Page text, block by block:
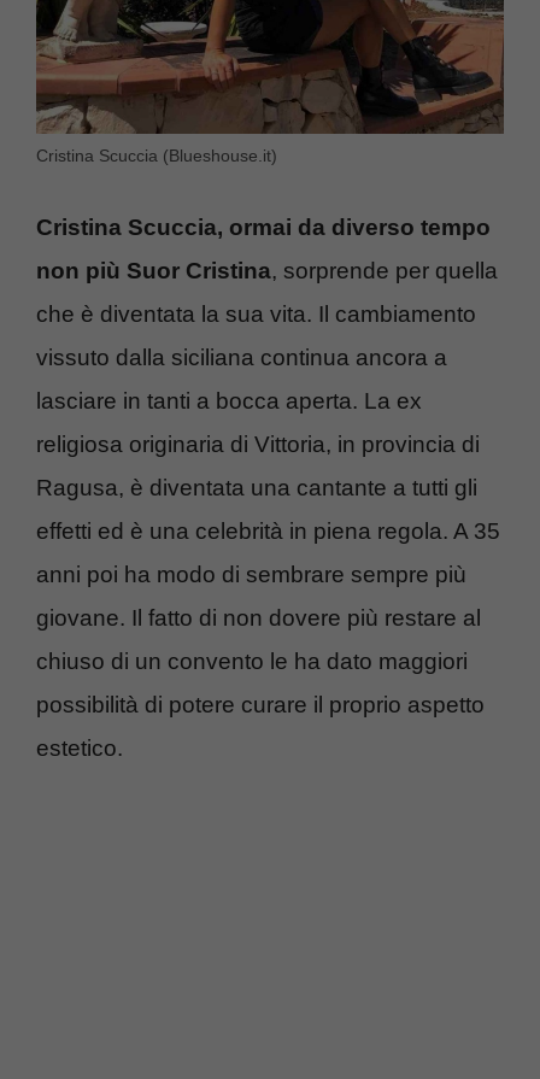
Cristina Scuccia (Blueshouse.it)
Cristina Scuccia, ormai da diverso tempo
non più Suor Cristina, sorprende per quella
che è diventata la sua vita. Il cambiamento
vissuto dalla siciliana continua ancora a
lasciare in tanti a bocca aperta. La ex
religiosa originaria di Vittoria, in provincia di
Ragusa, è diventata una cantante a tutti gli
effetti ed è una celebrità in piena regola. A 35
anni poi ha modo di sembrare sempre più
giovane. Il fatto di non dovere più restare al
chiuso di un convento le ha dato maggiori
possibilità di potere curare il proprio aspetto
estetico.